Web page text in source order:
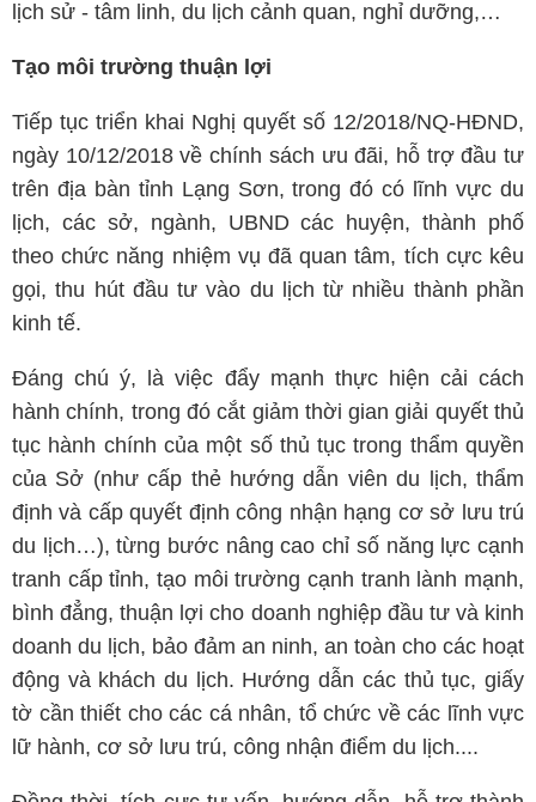
lịch sử - tâm linh, du lịch cảnh quan, nghỉ dưỡng,…
Tạo môi trường thuận lợi
Tiếp tục triển khai Nghị quyết số 12/2018/NQ-HĐND,
ngày 10/12/2018 về chính sách ưu đãi, hỗ trợ đầu tư
trên địa bàn tỉnh Lạng Sơn, trong đó có lĩnh vực du
lịch, các sở, ngành, UBND các huyện, thành phố
theo chức năng nhiệm vụ đã quan tâm, tích cực kêu
gọi, thu hút đầu tư vào du lịch từ nhiều thành phần
kinh tế.
Đáng chú ý, là việc đẩy mạnh thực hiện cải cách
hành chính, trong đó cắt giảm thời gian giải quyết thủ
tục hành chính của một số thủ tục trong thẩm quyền
của Sở (như cấp thẻ hướng dẫn viên du lịch, thẩm
định và cấp quyết định công nhận hạng cơ sở lưu trú
du lịch…), từng bước nâng cao chỉ số năng lực cạnh
tranh cấp tỉnh, tạo môi trường cạnh tranh lành mạnh,
bình đẳng, thuận lợi cho doanh nghiệp đầu tư và kinh
doanh du lịch, bảo đảm an ninh, an toàn cho các hoạt
động và khách du lịch. Hướng dẫn các thủ tục, giấy
tờ cần thiết cho các cá nhân, tổ chức về các lĩnh vực
lữ hành, cơ sở lưu trú, công nhận điểm du lịch....